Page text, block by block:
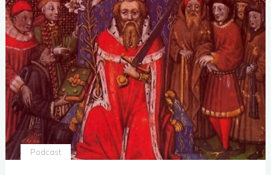
Podcast